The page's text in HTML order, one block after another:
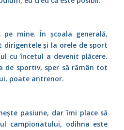
mine. În școala generală,
și la orele de sport
cu încetul a devenit plăcere.
de sportiv, sper să rămân tot
poate antrenor.
pasiune, dar îmi place să
campionatului, odihna este